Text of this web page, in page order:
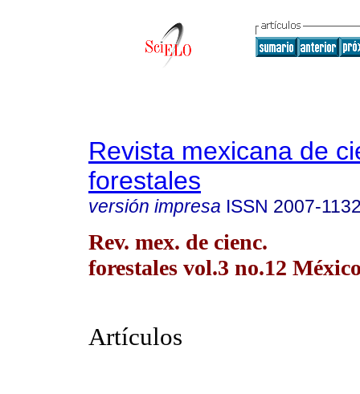
Revista mexicana de
forestales
versión impresa ISSN 2007-
Rev. mex. de cienc.
forestales vol.3 no.12
Artículos